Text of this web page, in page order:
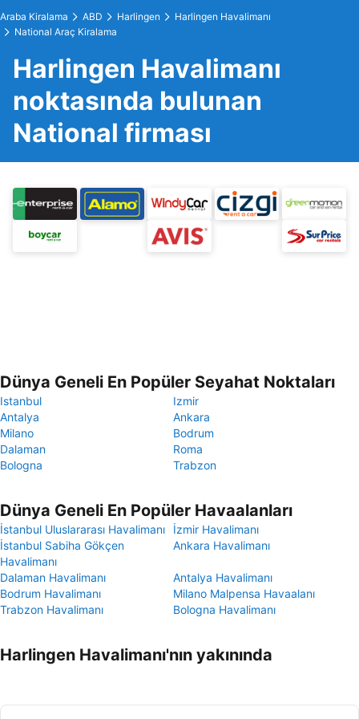
Araba Kiralama ABD Harlingen
Harlingen Havalimanı
National Araç Kiralama
Harlingen Havalimanı
noktasında bulunan
National firması
Dünya Geneli En Popüler Seyahat Noktaları
Istanbul
Izmir
Antalya
Ankara
Milano
Bodrum
Dalaman
Roma
Bologna
Trabzon
Dünya Geneli En Popüler Havaalanları
İstanbul Uluslararası Havalimanı
İzmir Havalimanı
İstanbul Sabiha Gökçen
Havalimanı
Ankara Havalimanı
Dalaman Havalimanı
Antalya Havalimanı
Bodrum Havalimanı
Milano Malpensa Havaalanı
Trabzon Havalimanı
Bologna Havalimanı
Harlingen Havalimanı'nın yakınında